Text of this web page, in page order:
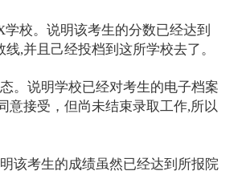
。说明该考生的分数已经达到
,并且己经投档到这所学校去了。
说明学校已经对考生的电子档案
意接受，但尚未结束录取工作,所以
考生的成绩虽然已经达到所报院